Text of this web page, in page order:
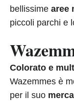
bellissime aree
piccoli parchi e
Colorato e
Wazemmes è
per il suo